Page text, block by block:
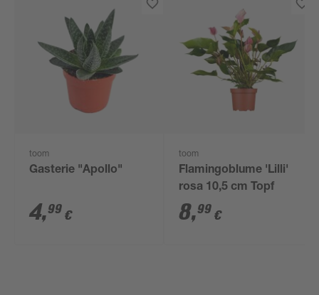
toom
Gasterie "Apollo"
4,99 €
toom
Flamingoblume 'Lilli'
rosa 10,5 cm Topf
8,99 €